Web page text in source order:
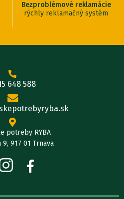
Bezproblémové reklamácie
rýchly reklamačný systém
648 588
potreby RYBA
917 01 Trnava